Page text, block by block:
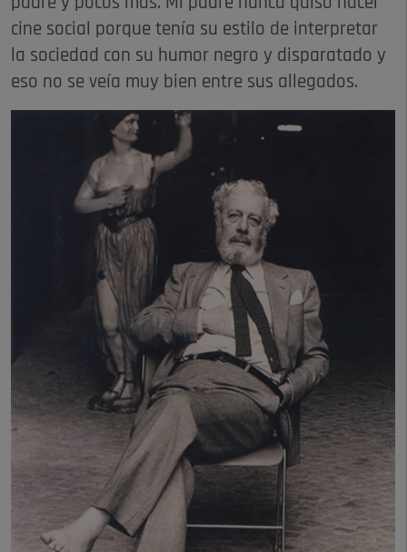
cine social porque tenía su estilo de interpretar
la sociedad con su humor negro y disparatado y
eso no se veía muy bien entre sus allegados.